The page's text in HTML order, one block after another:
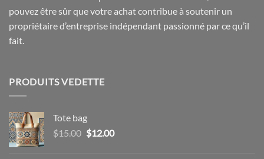
pouvez être sûr que votre achat contribue à soutenir un
propriétaire d’entreprise indépendant passionné par ce qu’il
fait.
PRODUITS VEDETTE
Tote bag
$15.00 Le
$12.00Le